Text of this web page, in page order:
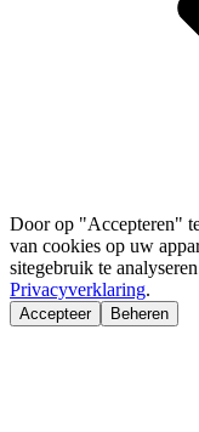
Door op "Accepteren"
van cookies op uw
sitegebruik te
Privacyverklaring.
Accepteer Beheren